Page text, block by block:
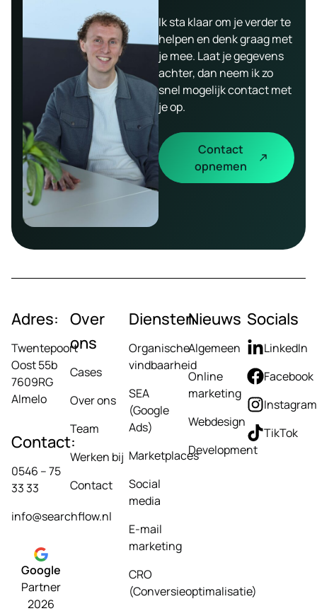
Ik sta klaar om je verder te
helpen en denk graag met
je mee. Laat je gegevens
achter, dan neem ik zo
snel mogelijk contact met
je op.
Contact
opnemen
Adres:
Twentepoort
Oost 55b
7609RG
Almelo
Contact:
0546 – 75
33 33
info@searchflow.nl
Google
Partner
2026
Over
ons
Cases
Over ons
Team
Werken bij
Contact
Diensten
Organische
vindbaarheid
SEA
(Google
Ads)
Marketplaces
Social
media
E-mail
marketing
CRO
(Conversieoptimalisatie)
Nieuws
Algemeen
Online
marketing
Webdesign
Development
Socials
LinkedIn
Facebook
Instagram
TikTok